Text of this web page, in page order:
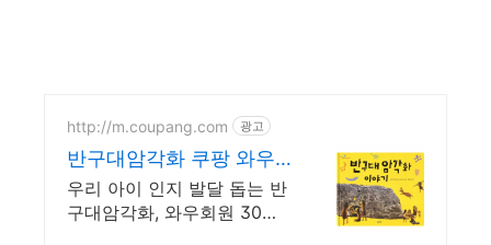
http://m.coupang.com 광고
반구대암각화 쿠팡 와우
회원 5% 캐시적립
우리 아이 인지 발달 돕는 반
구대암각화, 와우회원 30일